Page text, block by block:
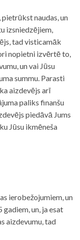
naudas, un
izsniedzējiem,
tad visticamāk
nopietni izvērtē to,
un vai Jūsu
summu. Parasti
aizdevējs arī
paliks finanšu
piedāvā Jums
Jūsu ikmēneša
ierobežojumiem, un
un, ja esat
aizdevumu, tad